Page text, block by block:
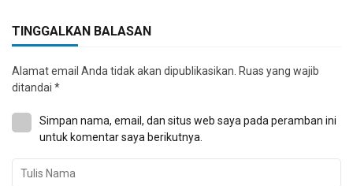
TINGGALKAN BALASAN
Alamat email Anda tidak akan dipublikasikan. Ruas yang wajib
ditandai *
Simpan nama, email, dan situs web saya pada peramban ini
untuk komentar saya berikutnya.